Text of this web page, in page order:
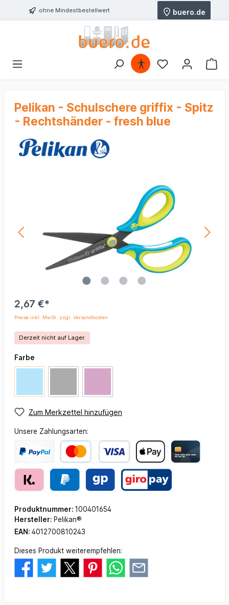
ohne Mindestbestellwert buero.de
Pelikan - Schulschere griffix - Spitz
- Rechtshänder - fresh blue
2,67 €*
Preise inkl. MwSt. zzgl. Versandkosten
Derzeit nicht auf Lager.
Farbe
Zum Merkzettel hinzufügen
Unsere Zahlungsarten:
Produktnummer: 100401654
Hersteller: Pelikan®
EAN: 4012700810243
Dieses Produkt weiterempfehlen: